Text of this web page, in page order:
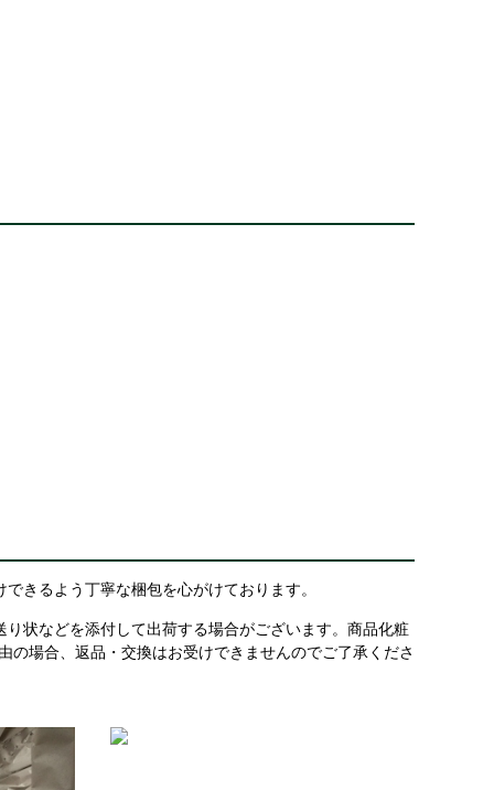
きるよう丁寧な梱包を心がけております。
状などを添付して出荷する場合がございます。商品化粧
場合、返品・交換はお受けできませんのでご了承くださ